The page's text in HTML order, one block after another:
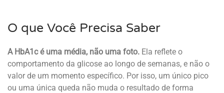
O que Você Precisa Saber
A HbA1c é uma média, não uma foto. Ela reflete o
comportamento da glicose ao longo de semanas, e não o
valor de um momento específico. Por isso, um único pico
ou uma única queda não muda o resultado de forma